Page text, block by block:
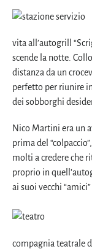
vita all’autogrill
scende la notte.
distanza da un
perfetto per riunire
dei sobborghi
Nico Martini era un
prima del
molti a credere che
proprio in
ai suoi vecchi
compagnia teatrale